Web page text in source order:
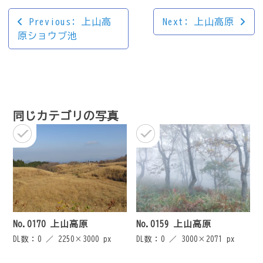
ー
シ
ョ
ン
Previous:
上山高
原ショウブ池
Next: 上山高原
同じカテゴリの写真
No.0170 上山高原
DL数：0 ／ 2250×3000 px
No.0159 上山高原
DL数：0 ／ 3000×2071 px